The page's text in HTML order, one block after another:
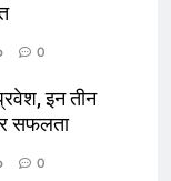
0
इन तीन
सफलता
0